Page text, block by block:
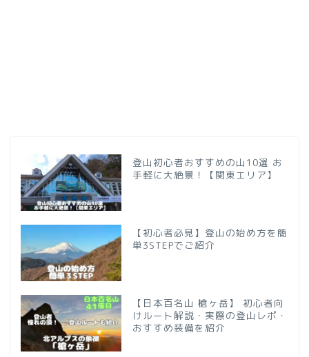
登山初心者おすすめの山10選 お
手軽に大絶景！【関東エリア】
【初心者必見】登山の始め方を簡
単3STEPでご紹介
【日本百名山 槍ヶ岳】 初心者向
けルート解説・実際の登山レポ・
おすすめ装備を紹介